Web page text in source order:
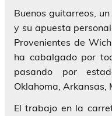
Buenos guitarreos,
y su apuesta
Provenientes de
ha cabalgado por
pasando por
Oklahoma, Arkansas,
El trabajo en la